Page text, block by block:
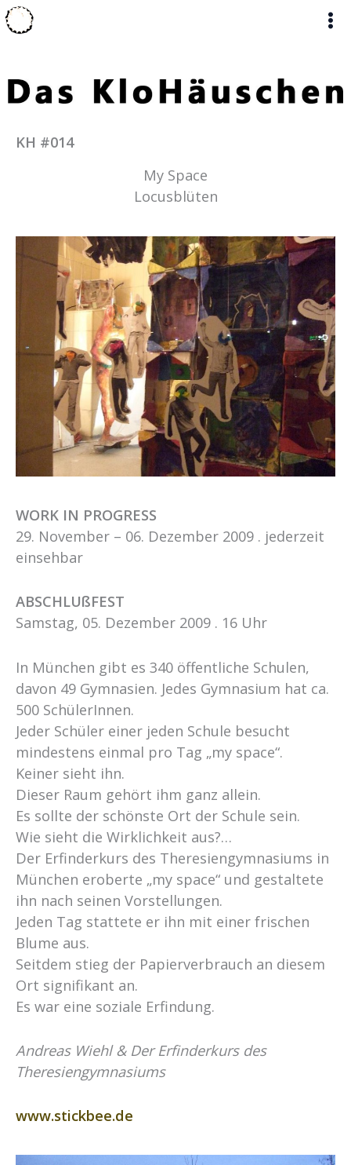
Zum
Inhalt
KH #014
My Space
Locusblüten
WORK IN PROGRESS
29. November – 06. Dezember 2009 . jederzeit
einsehbar
ABSCHLUßFEST
Samstag, 05. Dezember 2009 . 16 Uhr
In München gibt es 340 öffentliche Schulen,
davon 49 Gymnasien. Jedes Gymnasium hat ca.
500 SchülerInnen.
Jeder Schüler einer jeden Schule besucht
mindestens einmal pro Tag „my space“.
Keiner sieht ihn.
Dieser Raum gehört ihm ganz allein.
Es sollte der schönste Ort der Schule sein.
Wie sieht die Wirklichkeit aus?…
Der Erfinderkurs des Theresiengymnasiums in
München eroberte „my space“ und gestaltete
ihn nach seinen Vorstellungen.
Jeden Tag stattete er ihn mit einer frischen
Blume aus.
Seitdem stieg der Papierverbrauch an diesem
Ort signifikant an.
Es war eine soziale Erfindung.
Andreas Wiehl & Der Erfinderkurs des
Theresiengymnasiums
www.stickbee.de